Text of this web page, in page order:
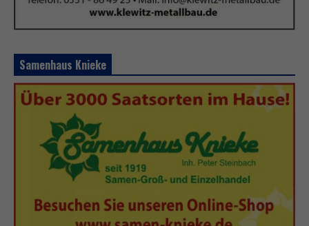
Samenhaus Knieke